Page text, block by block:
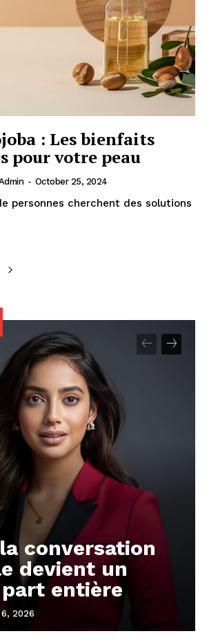
: Les bienfaits
pour votre peau
- October 25, 2024
personnes cherchent des solutions
conversation
devient un
entière
2026